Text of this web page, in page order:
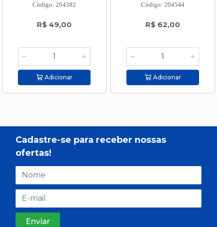
Código: 204382
R$ 49,00
Adicionar
Código: 204544
R$ 62,00
Adicionar
Cadastre-se para receber nossas
ofertas!